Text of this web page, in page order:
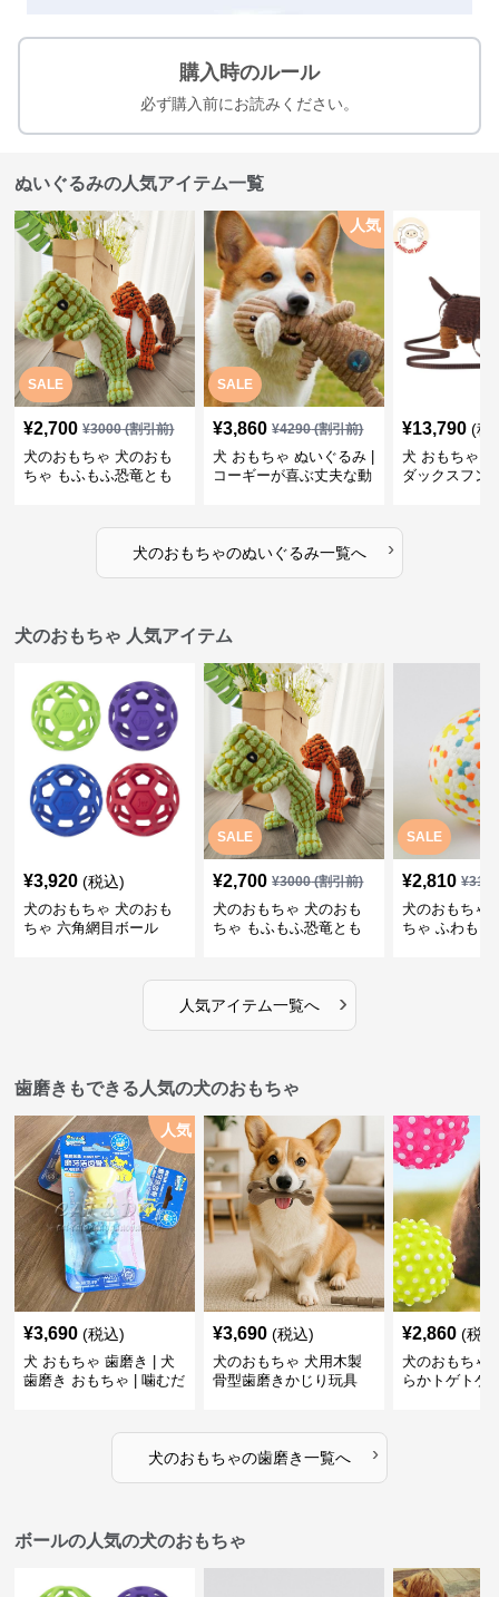
購入時のルール
必ず購入前にお読みください。
ぬいぐるみの人気アイテム一覧
SALE
¥2,700 ¥3000(割引前)
犬のおもちゃ 犬のおも
ちゃ もふもふ恐竜とも
SALE
人気
¥3,860 ¥4290(割引前)
犬 おもちゃ ぬいぐるみ |
コーギーが喜ぶ丈夫な動
¥13,790 (税
犬 おもちゃ
ダックスフン
犬のおもちゃのぬいぐるみ一覧へ ›
犬のおもちゃ 人気アイテム
¥3,920 (税込)
犬のおもちゃ 犬のおも
ちゃ 六角網目ボール
SALE
¥2,700 ¥3000(割引前)
犬のおもちゃ 犬のおも
ちゃ もふもふ恐竜とも
SALE
¥2,810 ¥
犬のおもちゃ
ちゃ ふわもこ
人気アイテム一覧へ ›
歯磨きもできる人気の犬のおもちゃ
人気
¥3,690 (税込)
犬 おもちゃ 歯磨き | 犬
歯磨き おもちゃ | 噛むだ
¥3,690 (税込)
犬のおもちゃ 犬用木製
骨型歯磨きかじり玩具
¥2,860 (税
犬のおもちゃ
らかトゲトゲ
犬のおもちゃの歯磨き一覧へ ›
ボールの人気の犬のおもちゃ